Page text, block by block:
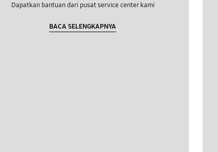
Dapatkan bantuan dari pusat service center kami
BACA SELENGKAPNYA